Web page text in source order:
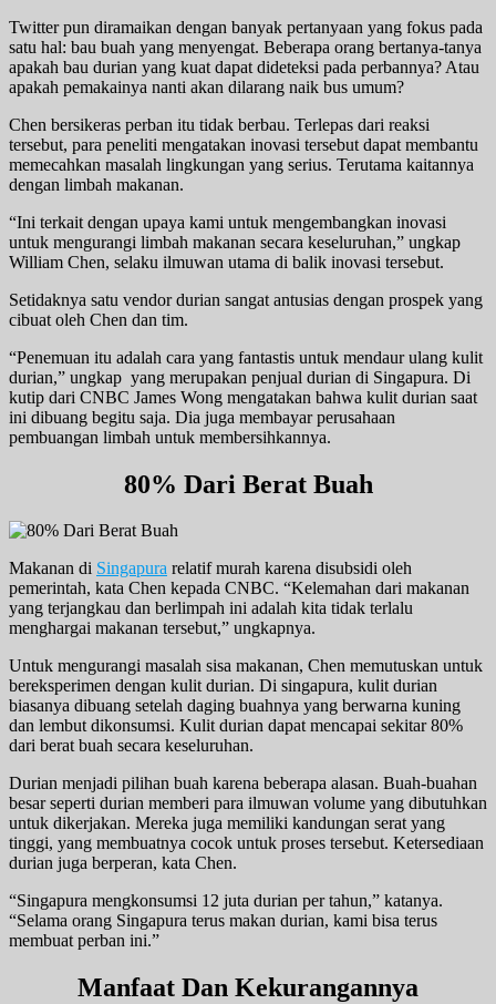
Twitter pun diramaikan dengan banyak pertanyaan yang fokus pada
satu hal: bau buah yang menyengat. Beberapa orang bertanya-tanya
apakah bau durian yang kuat dapat dideteksi pada perbannya? Atau
apakah pemakainya nanti akan dilarang naik bus umum?
Chen bersikeras perban itu tidak berbau. Terlepas dari reaksi
tersebut, para peneliti mengatakan inovasi tersebut dapat membantu
memecahkan masalah lingkungan yang serius. Terutama kaitannya
dengan limbah makanan.
“Ini terkait dengan upaya kami untuk mengembangkan inovasi
untuk mengurangi limbah makanan secara keseluruhan,” ungkap
William Chen, selaku ilmuwan utama di balik inovasi tersebut.
Setidaknya satu vendor durian sangat antusias dengan prospek yang
cibuat oleh Chen dan tim.
“Penemuan itu adalah cara yang fantastis untuk mendaur ulang kulit
durian,” ungkap yang merupakan penjual durian di Singapura. Di
kutip dari CNBC James Wong mengatakan bahwa kulit durian saat
ini dibuang begitu saja. Dia juga membayar perusahaan
pembuangan limbah untuk membersihkannya.
80% Dari Berat Buah
Makanan di Singapura relatif murah karena disubsidi oleh
pemerintah, kata Chen kepada CNBC. “Kelemahan dari makanan
yang terjangkau dan berlimpah ini adalah kita tidak terlalu
menghargai makanan tersebut,” ungkapnya.
Untuk mengurangi masalah sisa makanan, Chen memutuskan untuk
bereksperimen dengan kulit durian. Di singapura, kulit durian
biasanya dibuang setelah daging buahnya yang berwarna kuning
dan lembut dikonsumsi. Kulit durian dapat mencapai sekitar 80%
dari berat buah secara keseluruhan.
Durian menjadi pilihan buah karena beberapa alasan. Buah-buahan
besar seperti durian memberi para ilmuwan volume yang dibutuhkan
untuk dikerjakan. Mereka juga memiliki kandungan serat yang
tinggi, yang membuatnya cocok untuk proses tersebut. Ketersediaan
durian juga berperan, kata Chen.
“Singapura mengkonsumsi 12 juta durian per tahun,” katanya.
“Selama orang Singapura terus makan durian, kami bisa terus
membuat perban ini.”
Manfaat Dan Kekurangannya